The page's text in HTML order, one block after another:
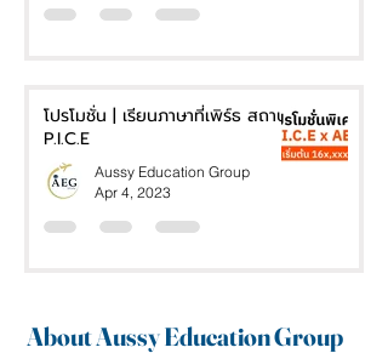
โปรโมชั่น | เรียนภาษาที่เพิร์ธ สถาบัน
P.I.C.E
Aussy Education Group
Apr 4, 2023
About Aussy Education Group